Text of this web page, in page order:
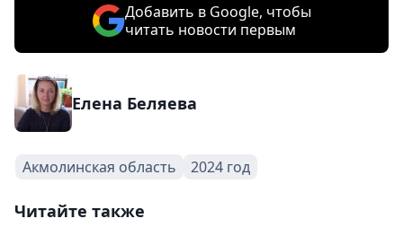
Добавить в Google, чтобы
читать новости первым
Елена Беляева
Акмолинская область 2024 год
Читайте также